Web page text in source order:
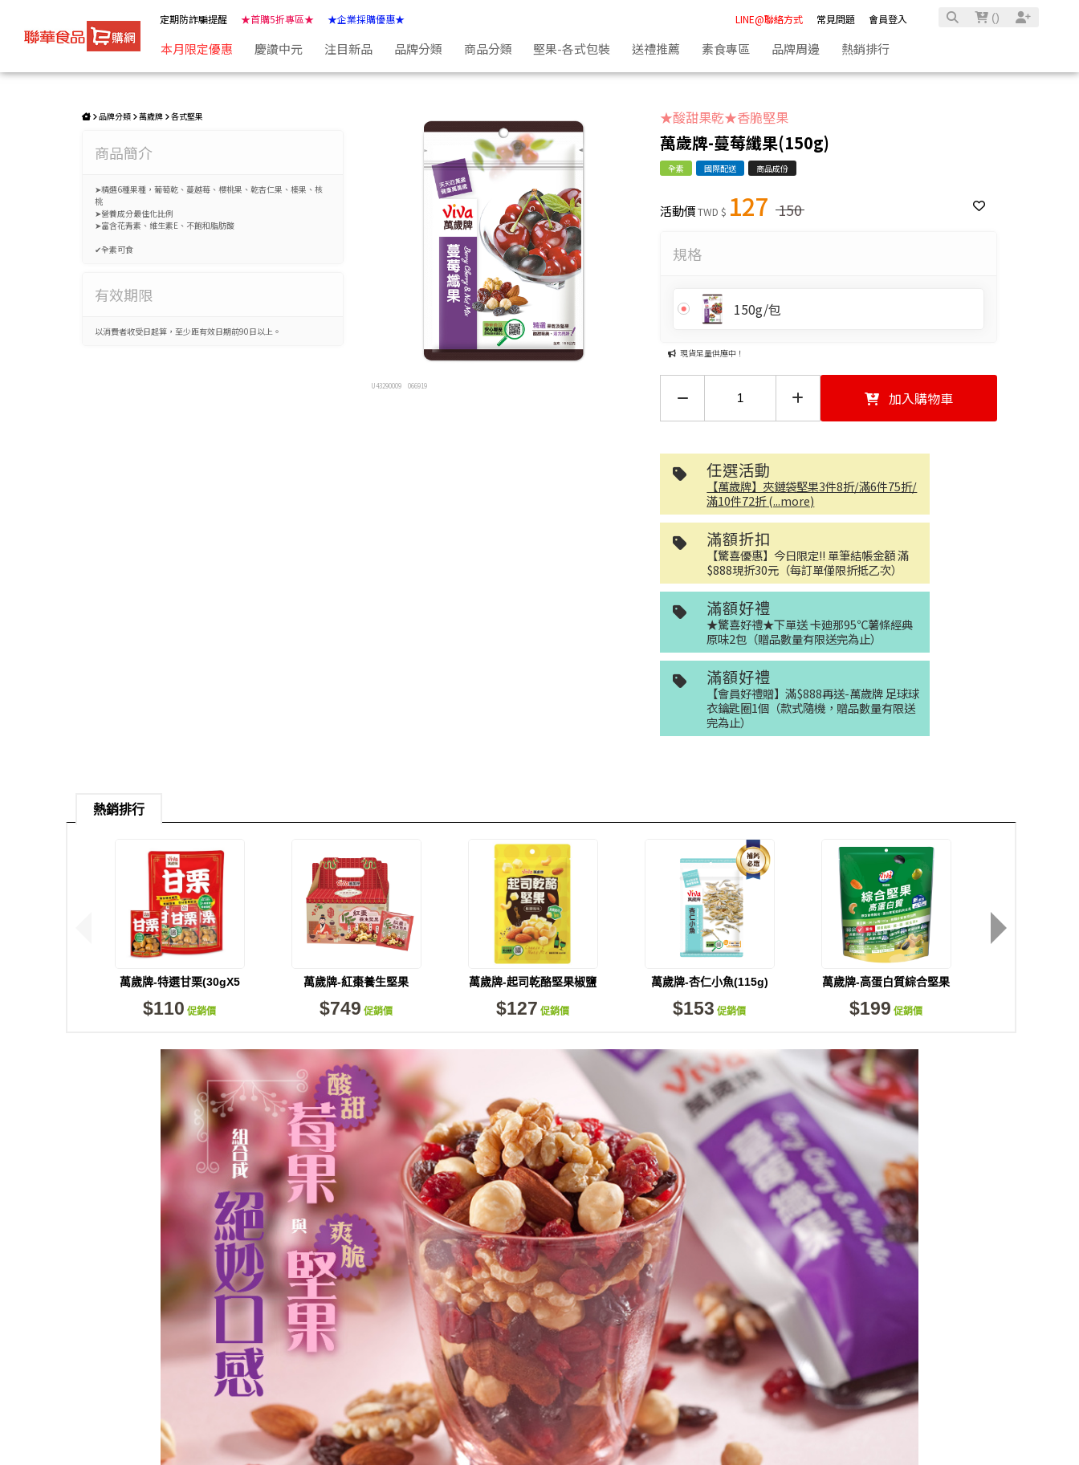
定期防詐騙提醒 ★首購5折專區★ ★企業採購優惠★ LINE@聯絡方式 常見問題 會員登入 ()
本月限定優惠 慶讚中元 注目新品 品牌分類 商品分類 堅果-各式包裝 送禮推薦 素食專區 品牌周邊 熱銷排行
品牌分類 萬歲牌 各式堅果
商品簡介
➤精選6種果種，葡萄乾、蔓越莓、櫻桃果、乾杏仁果、榛果、核
桃
➤營養成分最佳化比例
➤富含花青素、維生素E、不飽和脂肪酸
✔全素可食
有效期限
以消費者收受日起算，至少距有效日期前90日以上。
U43290009 066919
★酸甜果乾★香脆堅果
萬歲牌-蔓莓纖果(150g)
全素 國際配送 商品成份
活動價TWD $ 127 150
規格
150g/包
現貨足量供應中！
加入購物車
任選活動
【萬歲牌】夾鏈袋堅果3件8折/滿6件75折/
滿10件72折 (...more)
滿額折扣
【驚喜優惠】今日限定!! 單筆結帳金額 滿
$888現折30元（每訂單僅限折抵乙次）
滿額好禮
★驚喜好禮★下單送 卡廸那95℃薯條經典
原味2包（贈品數量有限送完為止）
滿額好禮
【會員好禮贈】滿$888再送-萬歲牌 足球球
衣鑰匙圈1個（款式隨機，贈品數量有限送
完為止）
現貨足量供應中！
加入購物車 確定並返回
熱銷排行
萬歲牌-特選甘栗(30gX5
包)
$110 促銷價
萬歲牌-紅棗養生堅果
(650g/26包入)
$749 促銷價
萬歲牌-起司乾酪堅果椒鹽
風味(120g)
$127 促銷價
萬歲牌-杏仁小魚(115g)
$153 促銷價
萬歲牌-高蛋白質綜合堅果
(15gX12包)
$199 促銷價